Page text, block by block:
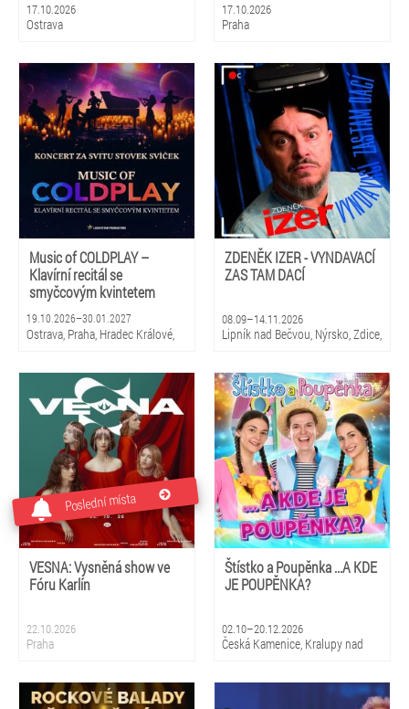
17.10.2026
Ostrava
17.10.2026
Praha
Music of COLDPLAY –
Klavírní recitál se
smyčcovým kvintetem
19.10.2026–30.01.2027
Ostrava, Praha, Hradec Králové,
Pardubice
ZDENĚK IZER - VYNDAVACÍ
ZAS TAM DACÍ
08.09–14.11.2026
Lipník nad Bečvou, Nýrsko, Zdice,
Kunštát, Třešť, Žďár nad
Sázavou, Valeč, Bělá pod
Bezdězem
Poslední místa
VESNA: Vysněná show ve
Fóru Karlín
22.10.2026
Praha
Štístko a Poupěnka ...A KDE
JE POUPĚNKA?
02.10–20.12.2026
Česká Kamenice, Kralupy nad
Pardubice, Kyjov, Uherské